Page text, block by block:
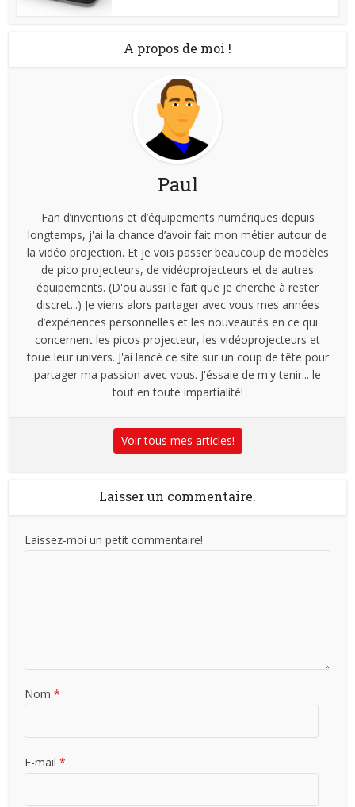
A propos de moi !
Paul
Fan d’inventions et d’équipements numériques depuis
longtemps, j'ai la chance d’avoir fait mon métier autour de
la vidéo projection. Et je vois passer beaucoup de modèles
de pico projecteurs, de vidéoprojecteurs et de autres
équipements. (D'ou aussi le fait que je cherche à rester
discret...) Je viens alors partager avec vous mes années
d’expériences personnelles et les nouveautés en ce qui
concernent les picos projecteur, les vidéoprojecteurs et
toue leur univers. J'ai lancé ce site sur un coup de tête pour
partager ma passion avec vous. J'éssaie de m'y tenir... le
tout en toute impartialité!
Voir tous mes articles!
Laisser un commentaire.
Laissez-moi un petit commentaire!
Nom*
E-mail*